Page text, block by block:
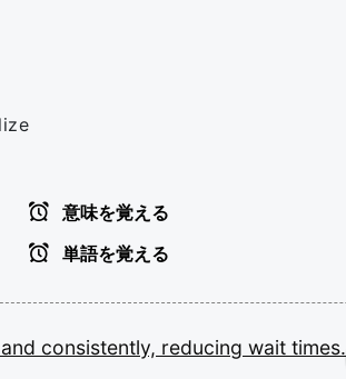
意味を覚える
単語を覚える
and consistently, reducing wait times.